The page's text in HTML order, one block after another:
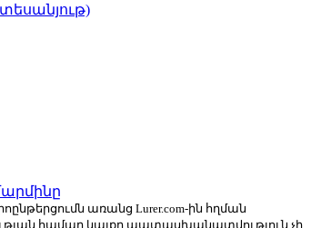
առանց Lurer.com-ին հղման
համար կայքը պատասխանատվություն չի